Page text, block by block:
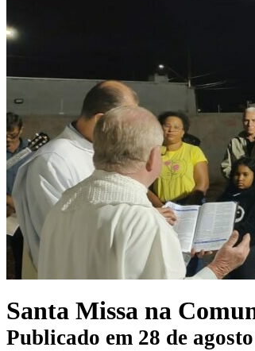
Santa Missa na
Publicado em 28 de